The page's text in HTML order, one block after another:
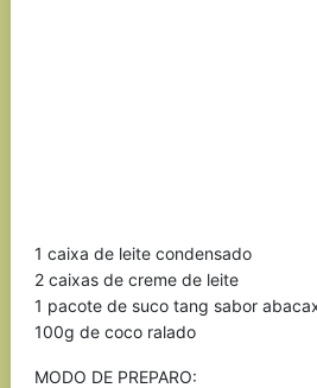
1 caixa de leite condensado
2 caixas de creme de leite
1 pacote de suco tang sabor
100g de coco ralado
MODO DE PREPARO: